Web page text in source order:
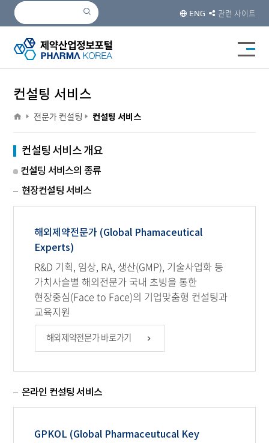
ENG 관련 사이트
검색
검색
컨설팅 서비스
home
>
전문가 컨설팅 >
컨설팅 서비스
컨설팅 서비스 개요
컨설팅 서비스의 종류
현장컨설팅 서비스
해외제약전문가 (Global Phamaceutical
Experts)
R&D 기획, 임상, RA, 생산(GMP), 기술사업화 등
가치사슬별 해외전문가 국내 초빙을 통한
현장중심(Face to Face)의 기업맞춤형 컨설팅과
교육지원
해외제약전문가 바로가기
온라인 컨설팅 서비스
GPKOL (Global Pharmaceutucal Key